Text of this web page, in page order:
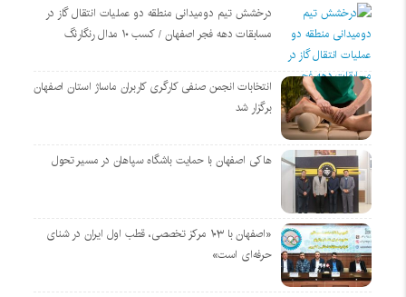
درخشش تیم دومیدانی منطقه دو عملیات انتقال گاز در
مسابقات دهه فجر اصفهان / کسب ۱۰ مدال رنگارنگ
انتخابات انجمن صنفی کارگری کاربران ماساژ استان اصفهان
برگزار شد
هاکی اصفهان با حمایت باشگاه سپاهان در مسیر تحول
«اصفهان با ۱۰۳ مرکز تخصصی، قطب اول ایران در شنای
حرفه‌ای است»